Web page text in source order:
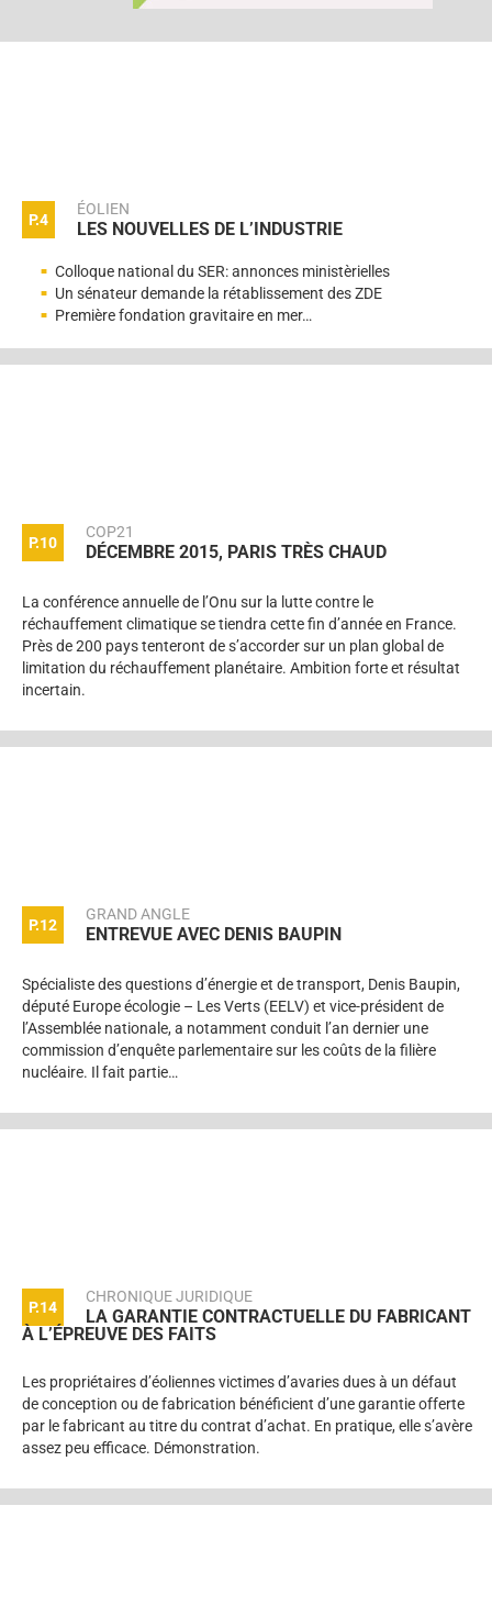
P.4
ÉOLIEN
LES NOUVELLES DE L’INDUSTRIE
Colloque national du SER: annonces ministèrielles
Un sénateur demande la rétablissement des ZDE
Première fondation gravitaire en mer…
P.10
COP21
DÉCEMBRE 2015, PARIS TRÈS CHAUD
La conférence annuelle de l’Onu sur la lutte contre le
réchauffement climatique se tiendra cette fin d’année en France.
Près de 200 pays tenteront de s’accorder sur un plan global de
limitation du réchauffement planétaire. Ambition forte et résultat
incertain.
P.12
GRAND ANGLE
ENTREVUE AVEC DENIS BAUPIN
Spécialiste des questions d’énergie et de transport, Denis Baupin,
député Europe écologie – Les Verts (EELV) et vice-président de
l’Assemblée nationale, a notamment conduit l’an dernier une
commission d’enquête parlementaire sur les coûts de la filière
nucléaire. Il fait partie…
P.14
CHRONIQUE JURIDIQUE
LA GARANTIE CONTRACTUELLE DU FABRICANT
À L’ÉPREUVE DES FAITS
Les propriétaires d’éoliennes victimes d’avaries dues à un défaut
de conception ou de fabrication bénéficient d’une garantie offerte
par le fabricant au titre du contrat d’achat. En pratique, elle s’avère
assez peu efficace. Démonstration.